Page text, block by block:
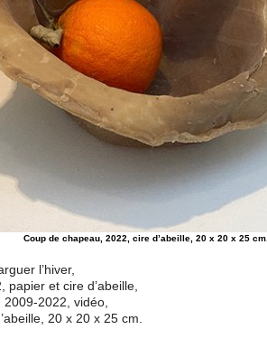
Coup de chapeau, 2022, cire d’abeille, 20 x 20 x 25 cm.
l’hiver,
papier et cire d’abeille,
2022, vidéo,
20 x 20 x 25 cm.